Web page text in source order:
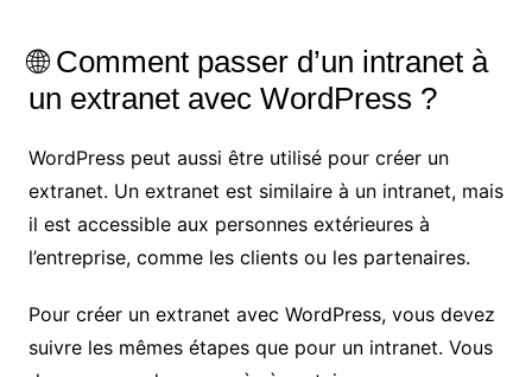
🌐 Comment passer d’un intranet à
un extranet avec WordPress ?
WordPress peut aussi être utilisé pour créer un
extranet. Un extranet est similaire à un intranet, mais
il est accessible aux personnes extérieures à
l’entreprise, comme les clients ou les partenaires.
Pour créer un extranet avec WordPress, vous devez
suivre les mêmes étapes que pour un intranet. Vous